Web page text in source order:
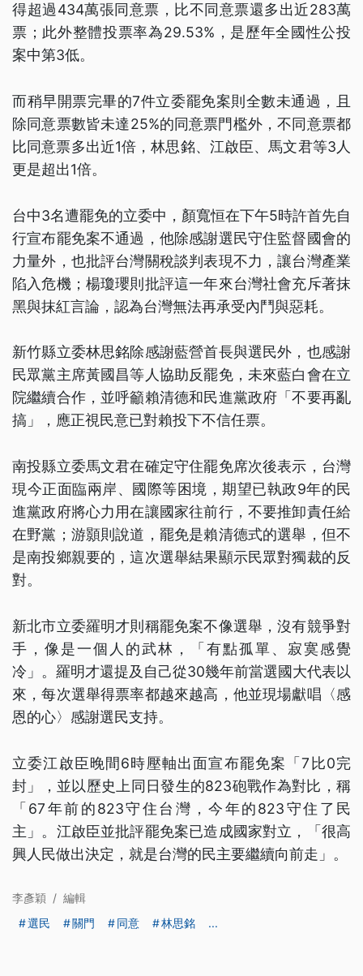
得超過434萬張同意票，比不同意票還多出近283萬
票；此外整體投票率為29.53%，是歷年全國性公投
案中第3低。
而稍早開票完畢的7件立委罷免案則全數未通過，且
除同意票數皆未達25%的同意票門檻外，不同意票都
比同意票多出近1倍，林思銘、江啟臣、馬文君等3人
更是超出1倍。
台中3名遭罷免的立委中，顏寬恒在下午5時許首先自
行宣布罷免案不通過，他除感謝選民守住監督國會的
力量外，也批評台灣關稅談判表現不力，讓台灣產業
陷入危機；楊瓊瓔則批評這一年來台灣社會充斥著抹
黑與抹紅言論，認為台灣無法再承受內鬥與惡耗。
新竹縣立委林思銘除感謝藍營首長與選民外，也感謝
民眾黨主席黃國昌等人協助反罷免，未來藍白會在立
院繼續合作，並呼籲賴清德和民進黨政府「不要再亂
搞」，應正視民意已對賴投下不信任票。
南投縣立委馬文君在確定守住罷免席次後表示，台灣
現今正面臨兩岸、國際等困境，期望已執政9年的民
進黨政府將心力用在讓國家往前行，不要推卸責任給
在野黨；游顥則說道，罷免是賴清德式的選舉，但不
是南投鄉親要的，這次選舉結果顯示民眾對獨裁的反
對。
新北市立委羅明才則稱罷免案不像選舉，沒有競爭對
手，像是一個人的武林，「有點孤單、寂寞感覺
冷」。羅明才還提及自己從30幾年前當選國大代表以
來，每次選舉得票率都越來越高，他並現場獻唱〈感
恩的心〉感謝選民支持。
立委江啟臣晚間6時壓軸出面宣布罷免案「7比0完
封」，並以歷史上同日發生的823砲戰作為對比，稱
「67年前的823守住台灣，今年的823守住了民
主」。江啟臣並批評罷免案已造成國家對立，「很高
興人民做出決定，就是台灣的民主要繼續向前走」。
李彥穎 / 編輯
選民
關門 同意 林思銘 ...